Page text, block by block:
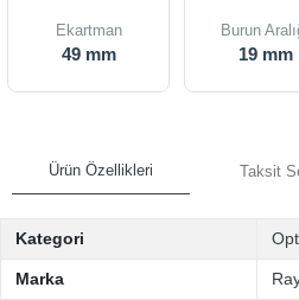
Ekartman
49 mm
Burun
19 mm
Ürün Özellikleri Taksit
Kategori
Marka